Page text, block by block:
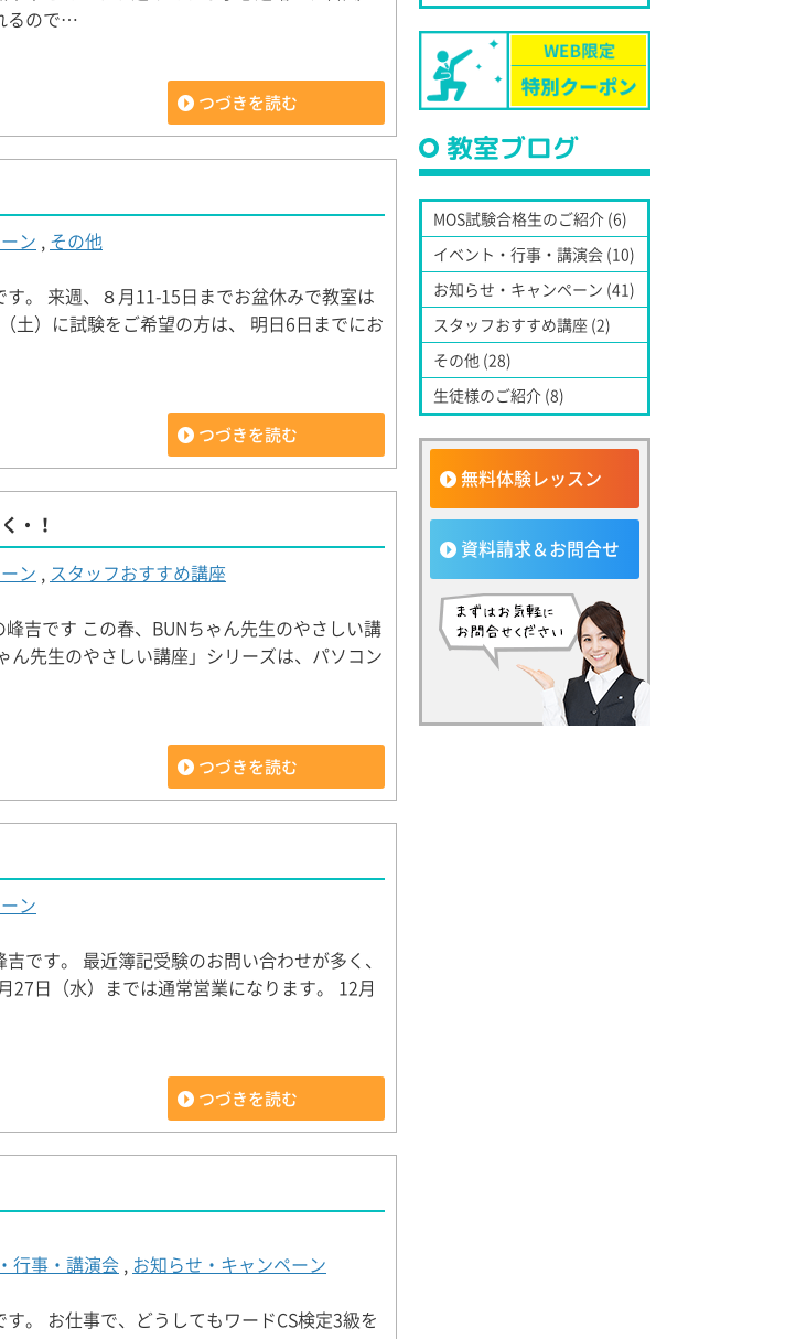
るので…
つづきを読む
ン , その他
。 来週、８月11-15日までお盆休みで教室は
土）に試験をご希望の方は、 明日6日までにお
つづきを読む
・！
ン , スタッフおすすめ講座
吉です この春、BUNちゃん先生のやさしい講
ん先生のやさしい講座」シリーズは、パソコン
つづきを読む
ン
です。 最近簿記受験のお問い合わせが多く、
27日（水）までは通常営業になります。 12月
つづきを読む
行事・講演会 , お知らせ・キャンペーン
。 お仕事で、どうしてもワードCS検定3級を
教室ブログ
MOS試験合格生のご紹介 (6)
イベント・行事・講演会 (10)
お知らせ・キャンペーン (41)
スタッフおすすめ講座 (2)
その他 (28)
生徒様のご紹介 (8)
無料体験レッスン
資料請求＆お問合せ